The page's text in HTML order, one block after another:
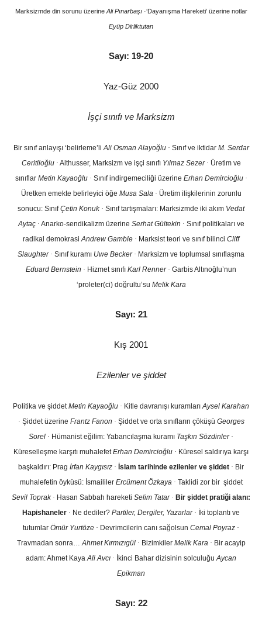
Marksizmde din sorunu üzerine Ali Pınarbaşı ·‘Dayanışma Hareketi’ üzerine notlar
Eyüp Dirliktutan
Sayı: 19-20
Yaz-Güz 2000
İşçi sınıfı ve Marksizm
Bir sınıf anlayışı ‘belirleme’liAli Osman Alayoğlu · Sınıf ve iktidar M. Serdar
Ceritlioğlu · Althusser, Marksizm ve işçi sınıfı Yılmaz Sezer · Üretim ve
sınıflar Metin Kayaoğlu · Sınıf indirgemeciliği üzerine Erhan Demircioğlu ·
Üretken emekte belirleyici öğe Musa Sala · Üretim ilişkilerinin zorunlu
sonucu: SınıfÇetin Konuk · Sınıf tartışmaları: Marksizmde iki akım Vedat
Aytaç · Anarko-sendikalizm üzerine Serhat Gültekin · Sınıf politikaları ve
radikal demokrasiAndrew Gamble · Marksist teori ve sınıf bilinci Cliff
Slaughter · Sınıf kuramı Uwe Becker · Marksizm ve toplumsal sınıflaşma
Eduard Bernstein · Hizmet sınıfı Karl Renner · Garbis Altınoğlu’nun
‘proleter(ci) doğrultu’su Melik Kara
Sayı: 21
Kış 2001
Ezilenler ve şiddet
Politika ve şiddetMetin Kayaoğlu · Kitle davranışı kuramlarıAysel Karahan
· Şiddet üzerine Frantz Fanon · Şiddet ve orta sınıfların çöküşü Georges
Sorel · Hümanist eğilim: Yabancılaşma kuramı Taşkın Sözdinler ·
Küreselleşme karşıtı muhalefetErhan Demircioğlu · Küresel saldırıya karşı
başkaldırı: Prag İrfan Kaygısız · İslam tarihinde ezilenler ve şiddet · Bir
muhalefetin öyküsü: İsmaililer Ercüment Özkaya · Taklidi zor bir şiddet
Sevil Toprak · Hasan Sabbah hareketi Selim Tatar · Bir şiddet pratiği alanı:
Hapishaneler · Ne dediler? Partiler, Dergiler, Yazarlar · İki toplantı ve
tutumlar Ömür Yurtöze · Devrimcilerin canı sağolsun Cemal Poyraz ·
Travmadan sonra…Ahmet Kırmızıgül · Bizimkiler Melik Kara · Bir acayip
adam: Ahmet KayaAli Avcı · İkinci Bahar dizisinin solculuğuAycan
Epikman
Sayı: 22